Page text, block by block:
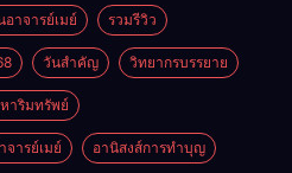
อาจารย์เมย์ รวมรีวิว
วันสำคัญ วิทยากรบรรยาย
าริมทรัพย์
จารย์เมย์ อานิสงส์การทำบุญ